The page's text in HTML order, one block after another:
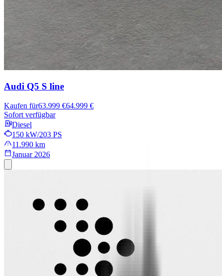
Audi Q5 S line
Kaufen für63.999 €64.999 €
Sofort verfügbar
Diesel
150 kW/203 PS
11.990 km
Januar 2026